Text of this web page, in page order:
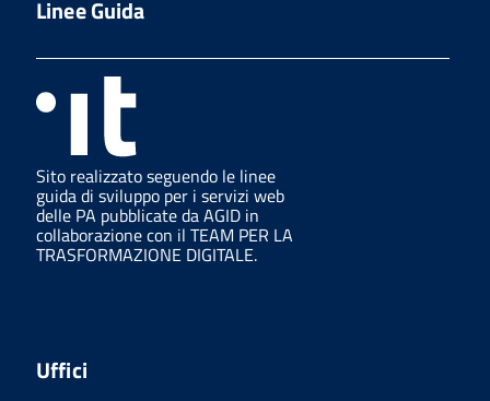
Linee Guida
Sito realizzato seguendo le linee
guida di sviluppo per i servizi web
delle PA pubblicate da AGID in
collaborazione con il TEAM PER LA
TRASFORMAZIONE DIGITALE.
Uffici